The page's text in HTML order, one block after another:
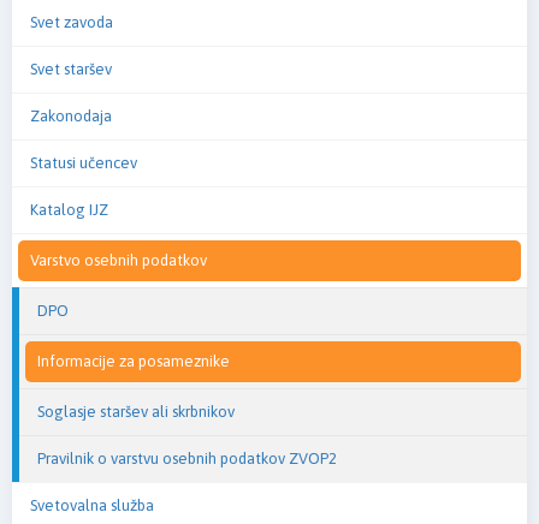
Svet zavoda
Svet staršev
Zakonodaja
Statusi učencev
Katalog IJZ
Varstvo osebnih podatkov
DPO
Informacije za posameznike
Soglasje staršev ali skrbnikov
Pravilnik o varstvu osebnih podatkov ZVOP2
Svetovalna služba